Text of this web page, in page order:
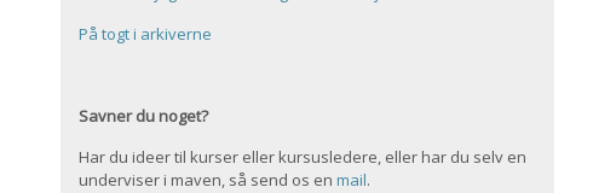
På togt i arkiverne
Savner du noget?
Har du ideer til kurser eller kursusledere, eller har du selv en
underviser i maven, så send os en mail.